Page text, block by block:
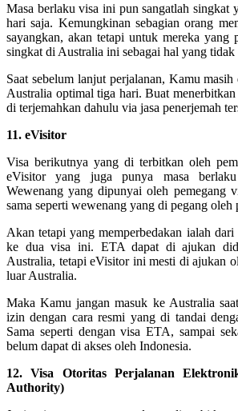
Masa berlaku visa ini pun sangatlah singkat
hari saja. Kemungkinan sebagian orang
sayangkan, akan tetapi untuk mereka yang
singkat di Australia ini sebagai hal yang tidak
Saat sebelum lanjut perjalanan, Kamu
Australia optimal tiga hari. Buat menerbitkan
di terjemahkan dahulu via jasa penerjemah
11. eVisitor
Visa berikutnya yang di terbitkan oleh
eVisitor yang juga punya masa
Wewenang yang dipunyai oleh pemegang
sama seperti wewenang yang di pegang
Akan tetapi yang memperbedakan ialah dari
ke dua visa ini. ETA dapat di ajukan
Australia, tetapi eVisitor ini mesti di ajukan
luar Australia.
Maka Kamu jangan masuk ke Australia
izin dengan cara resmi yang di tandai
Sama seperti dengan visa ETA, sampai
belum dapat di akses oleh Indonesia.
12. Visa Otoritas Perjalanan
Authority)